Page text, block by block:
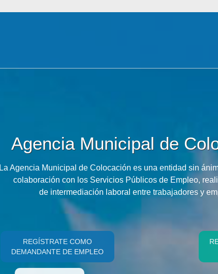
Agencia Municipal de
La Agencia Municipal de Colocación es una entidad sin
colaboración con los Servicios Públicos de Empleo,
de intermediación laboral entre trabajadores y
REGÍSTRATE COMO
DEMANDANTE DE EMPLEO